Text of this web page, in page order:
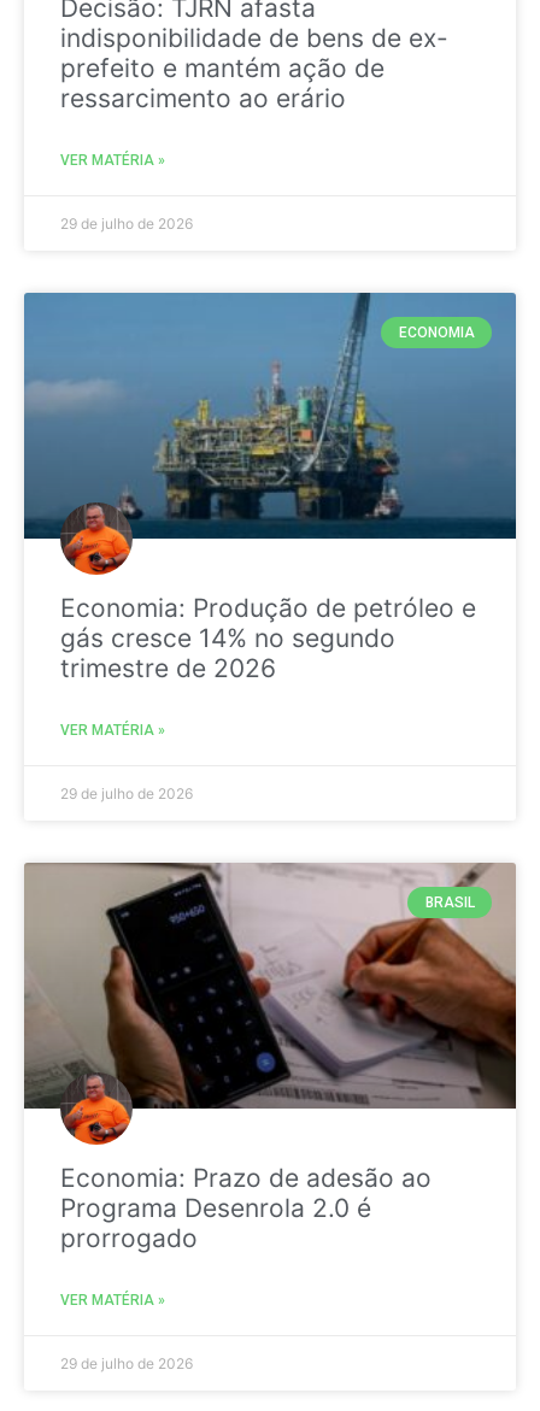
Decisão: TJRN afasta
indisponibilidade de bens de ex-
prefeito e mantém ação de
ressarcimento ao erário
VER MATÉRIA »
29 de julho de 2026
ECONOMIA
Economia: Produção de petróleo e
gás cresce 14% no segundo
trimestre de 2026
VER MATÉRIA »
29 de julho de 2026
BRASIL
Economia: Prazo de adesão ao
Programa Desenrola 2.0 é
prorrogado
VER MATÉRIA »
29 de julho de 2026